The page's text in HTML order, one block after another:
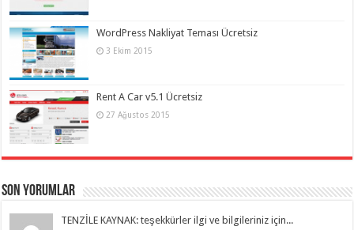
WordPress Nakliyat Teması Ücretsiz
3 Ekim 2015
Rent A Car v5.1 Ücretsiz
27 Ağustos 2015
Son Yorumlar
TENZİLE KAYNAK: teşekkürler ilgi ve bilgileriniz için...